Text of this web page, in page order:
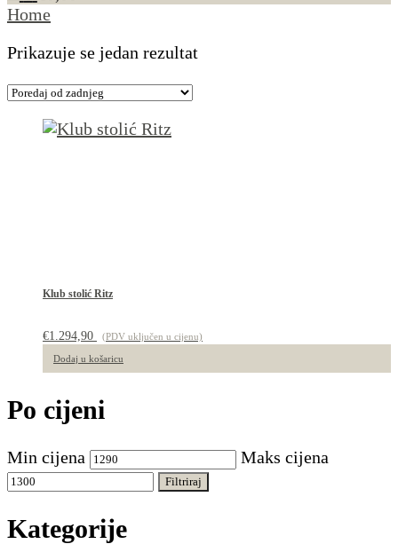
Home
Prikazuje se jedan rezultat
Klub stolić Ritz
€1.294,90 (PDV uključen u cijenu)
Dodaj u košaricu
Po cijeni
Min cijena Maks cijena
Filtriraj
Kategorije